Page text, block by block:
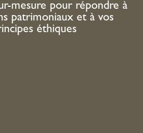
mesure pour répondre à
patrimoniaux et à vos
éthiques